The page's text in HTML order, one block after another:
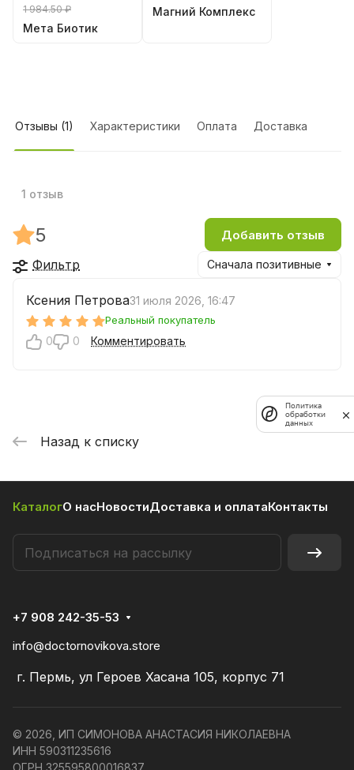
1 984.50 ₽
Мета Биотик
Магний Комплекс
Отзывы (1) Характеристики Оплата Доставка
1 отзыв
Фильтр Сначала позитивные
Ксения Петрова31 июля 2026, 16:47
Реальный покупатель
0 0 Комментировать
5 Добавить отзыв
Назад к списку
КаталогО насНовостиДоставка и оплатаКонтакты
+7 908 242-35-53
info@doctornovikova.store
г. Пермь, ул Героев Хасана 105, корпус 71
© 2026, ИП СИМОНОВА АНАСТАСИЯ НИКОЛАЕВНА
ИНН 590311235616
ОГРН 325595800016837
Политика
обработки
данных